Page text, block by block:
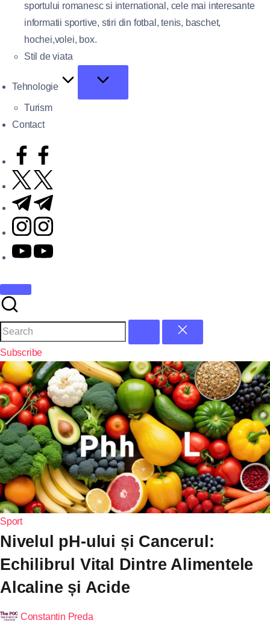
sportului romanesc si international, cele mai interesante
informatii sportive, stiri din fotbal, tenis, baschet,
hochei,volei, box.
Stil de viata
Tehnologie
Turism
Contact
Subscribe
Sport
Nivelul pH-ului și Cancerul:
Echilibrul Vital Dintre Alimentele
Alcaline și Acide
Constantin Preda